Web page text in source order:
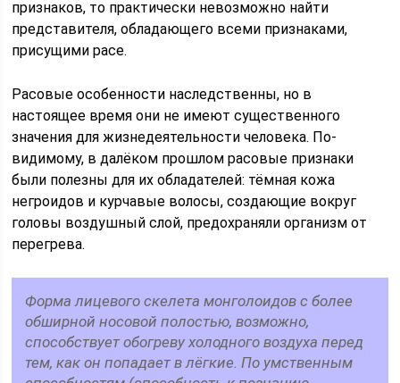
признаков, то практически невозможно найти
представителя, обладающего всеми признаками,
присущими расе.
Расовые особенности наследственны, но в
настоящее время они не имеют существенного
значения для жизнедеятельности человека. По-
видимому, в далёком прошлом расовые признаки
были полезны для их обладателей: тёмная кожа
негроидов и курчавые волосы, создающие вокруг
головы воздушный слой, предохраняли организм от
перегрева.
Форма лицевого скелета монголоидов с более
обширной носовой полостью, возможно,
способствует обогреву холодного воздуха перед
тем, как он попадает в лёгкие. По умственным